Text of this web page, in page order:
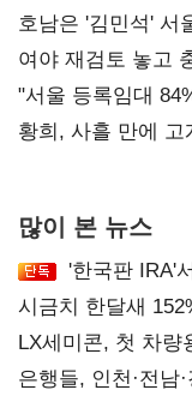
52시간까지 '뇌관'
호남은 '김민석' 서
'안갯속'
여야 재검토 놓고
오차 당연"
"서울 등록임대
달리해야"
황희, 사흘 만에
많이 본 뉴스
'한국판 IRA'
시금치 한달새
LX세미콘, 첫 차량
공급
은행들, 인천·전남